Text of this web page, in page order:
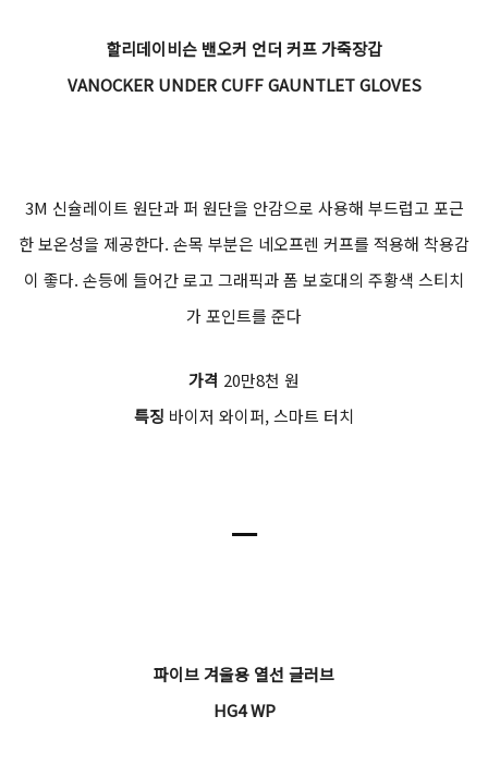
할리데이비슨 밴오커 언더 커프 가죽장갑
VANOCKER UNDER CUFF GAUNTLET GLOVES
3M 신슐레이트 원단과 퍼 원단을 안감으로 사용해 부드럽고 포근
한 보온성을 제공한다. 손목 부분은 네오프렌 커프를 적용해 착용감
이 좋다. 손등에 들어간 로고 그래픽과 폼 보호대의 주황색 스티치
가 포인트를 준다
가격 20만8천 원
특징 바이저 와이퍼, 스마트 터치
ㅡ
파이브 겨울용 열선 글러브
HG4 WP